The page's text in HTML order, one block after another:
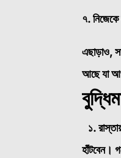
৭. নিজেকে
এছাড়াও,
আছে যা
১.
হাঁটবেন।